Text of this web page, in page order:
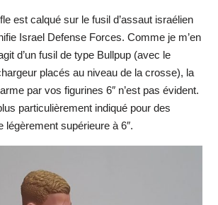
est calqué sur le fusil d’assaut israélien
Israel Defense Forces. Comme je m’en
d’un fusil de type Bullpup (avec le
placés au niveau de la crosse), la
par vos figurines 6″ n’est pas évident.
particulièrement indiqué pour des
légèrement supérieure à 6″.